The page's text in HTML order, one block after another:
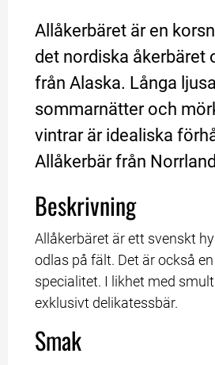
Allåkerbäret är en
det nordiska åkerbäret
från Alaska. Långa ljusa
sommarnätter och
vintrar är idealiska
Allåkerbär från
Beskrivning
Allåkerbäret är ett svenskt
odlas på fält. Det är också
specialitet. I likhet med
exklusivt delikatessbär.
Smak